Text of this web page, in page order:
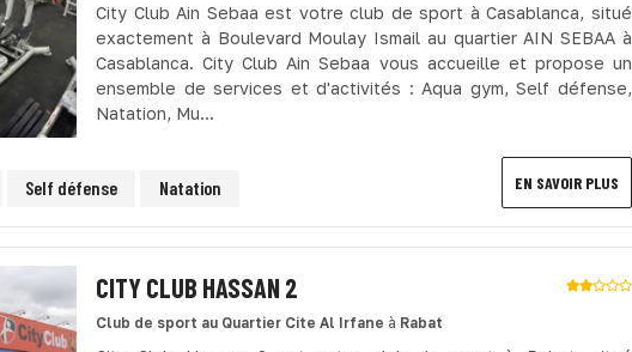
City Club Ain Sebaa est votre club de sport à Casablanca, situé
exactement à Boulevard Moulay Ismail au quartier AIN SEBAA à
Casablanca. City Club Ain Sebaa vous accueille et propose un
ensemble de services et d'activités : Aqua gym, Self défense,
Natation, Mu...
Self défense Natation EN SAVOIR PLUS
CITY CLUB HASSAN 2
Club de sport au Quartier Cite Al Irfane à Rabat